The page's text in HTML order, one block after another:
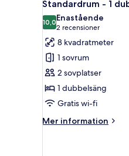
icke-
rökare
alla
foton
för
Standardrum
-
1
dubbelsäng
-
icke-
Standardrum - 1
10,010,0 av 10
Enastående
2 recensioner
(2 recensioner)
8 kvadratmeter
1 sovrum
2 sovplatser
1 dubbelsäng
Gratis wi-fi
Mer information
Mer